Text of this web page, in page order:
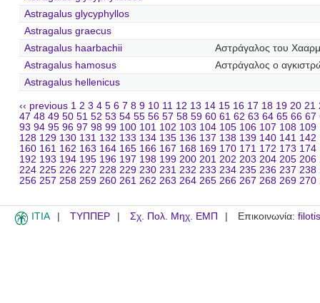
Astragalus glycyphyllos
Astragalus graecus
Astragalus haarbachii
Αστράγαλος του
Astragalus hamosus
Αστράγαλος ο
Astragalus hellenicus
‹‹ previous 1 2 3 4 5 6 7 8 9 10 11 12 13 14 15 16 17 18 19 20 21
47 48 49 50 51 52 53 54 55 56 57 58 59 60 61 62 63 64 65 66 67
93 94 95 96 97 98 99 100 101 102 103 104 105 106 107 108 109
128 129 130 131 132 133 134 135 136 137 138 139 140 141 142
160 161 162 163 164 165 166 167 168 169 170 171 172 173 174
192 193 194 195 196 197 198 199 200 201 202 203 204 205 206
224 225 226 227 228 229 230 231 232 233 234 235 236 237 238
256 257 258 259 260 261 262 263 264 265 266 267 268 269 270
ITIA ΤΥΠΠΕΡ Σχ. Πολ. Μηχ. ΕΜΠ Επικοινωνία: